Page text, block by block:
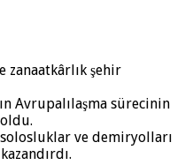
şehir
Avrupalılaşma sürecinin
ve demiryolları